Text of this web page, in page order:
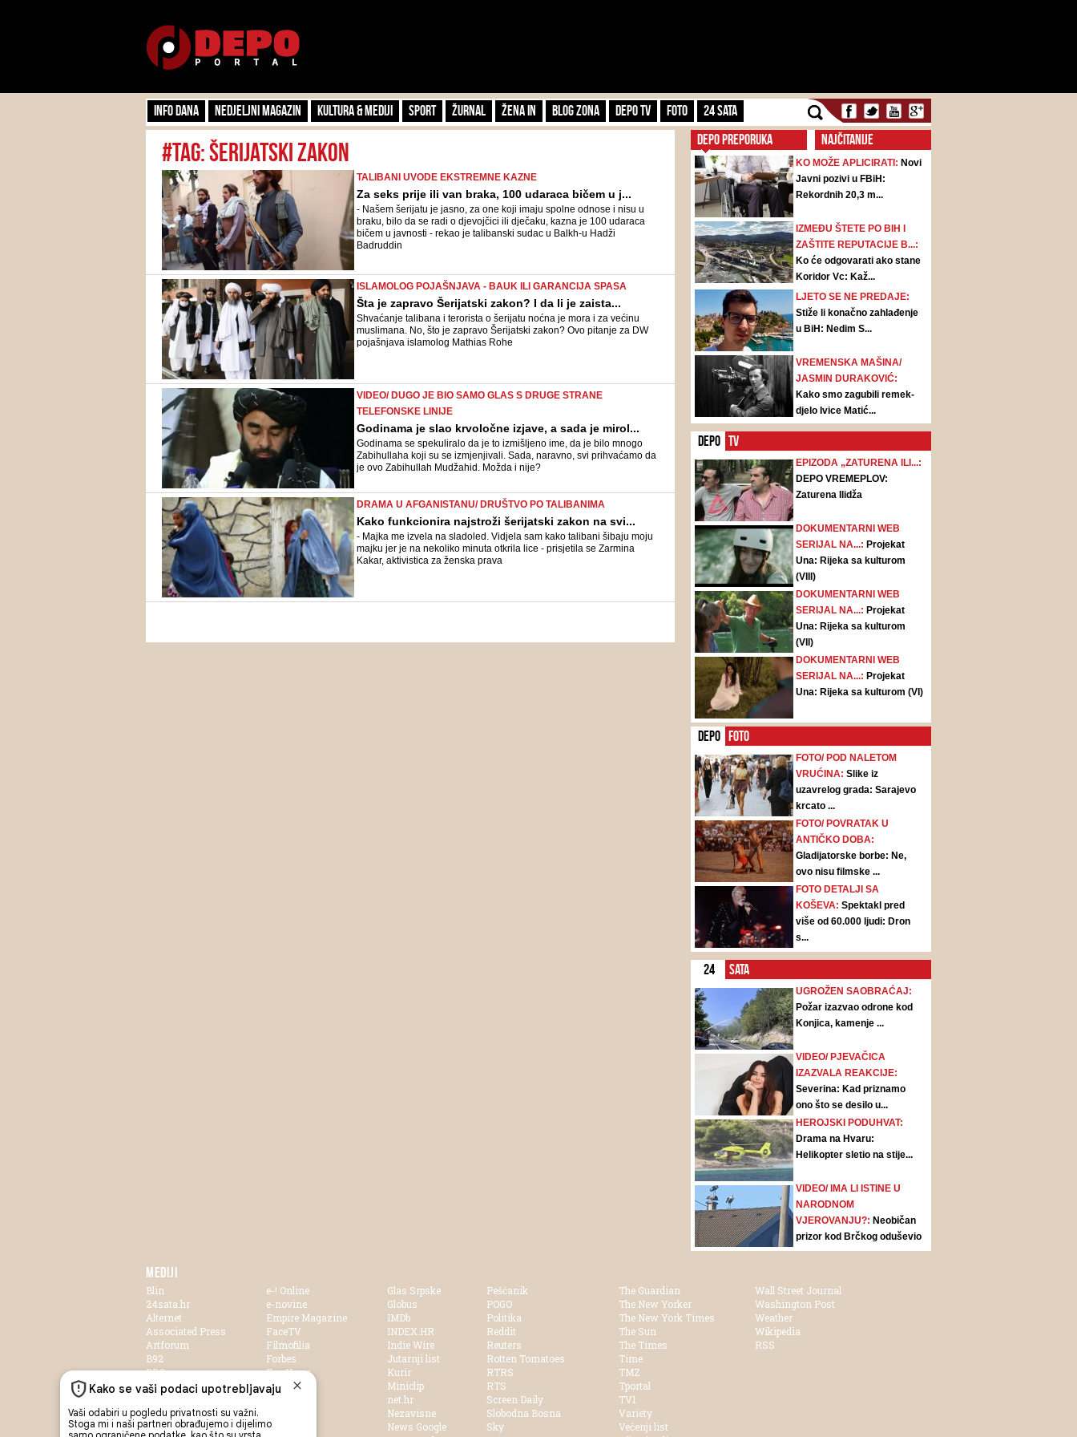
Info dana Nedjeljni magazin Kultura & Mediji Sport Žurnal Žena IN Blog zona Depo TV FOTO 24 SATA
#tag: šerijatski zakon
TALIBANI UVODE EKSTREMNE KAZNE
Za seks prije ili van braka, 100 udaraca bičem u j...
- Našem šerijatu je jasno, za one koji imaju spolne odnose i nisu u
braku, bilo da se radi o djevojčici ili dječaku, kazna je 100 udaraca
bičem u javnosti - rekao je talibanski sudac u Balkh-u Hadži
Badruddin
ISLAMOLOG POJAŠNJAVA - BAUK ILI GARANCIJA SPASA
Šta je zapravo Šerijatski zakon? I da li je zaista...
Shvaćanje talibana i terorista o šerijatu noćna je mora i za većinu
muslimana. No, što je zapravo Šerijatski zakon? Ovo pitanje za DW
pojašnjava islamolog Mathias Rohe
VIDEO/ DUGO JE BIO SAMO GLAS S DRUGE STRANE
TELEFONSKE LINIJE
Godinama je slao krvoločne izjave, a sada je mirol...
Godinama se spekuliralo da je to izmišljeno ime, da je bilo mnogo
Zabihullaha koji su se izmjenjivali. Sada, naravno, svi prihvaćamo da
je ovo Zabihullah Mudžahid. Možda i nije?
DRAMA U AFGANISTANU/ DRUŠTVO PO TALIBANIMA
Kako funkcionira najstroži šerijatski zakon na svi...
- Majka me izvela na sladoled. Vidjela sam kako talibani šibaju moju
majku jer je na nekoliko minuta otkrila lice - prisjetila se Zarmina
Kakar, aktivistica za ženska prava
DEPO PREPORUKA NAJČITANIJE
KO MOŽE APLICIRATI: Novi
Javni pozivi u FBiH:
Rekordnih 20,3 m...
IZMEĐU ŠTETE PO BIH I
ZAŠTITE REPUTACIJE B...:
Ko će odgovarati ako stane
Koridor Vc: Kaž...
LJETO SE NE PREDAJE:
Stiže li konačno zahlađenje
u BiH: Nedim S...
VREMENSKA MAŠINA/
JASMIN DURAKOVIĆ:
Kako smo zagubili remek-
djelo Ivice Matić...
DEPO TV
EPIZODA „ZATURENA ILI...:
DEPO VREMEPLOV:
Zaturena Ilidža
DOKUMENTARNI WEB
SERIJAL NA...: Projekat
Una: Rijeka sa kulturom
(VIII)
DOKUMENTARNI WEB
SERIJAL NA...: Projekat
Una: Rijeka sa kulturom
(VII)
DOKUMENTARNI WEB
SERIJAL NA...: Projekat
Una: Rijeka sa kulturom (VI)
DEPO FOTO
FOTO/ POD NALETOM
VRUĆINA: Slike iz
uzavrelog grada: Sarajevo
krcato ...
FOTO/ POVRATAK U
ANTIČKO DOBA:
Gladijatorske borbe: Ne,
ovo nisu filmske ...
FOTO DETALJI SA
KOŠEVA: Spektakl pred
više od 60.000 ljudi: Dron
s...
24 SATA
UGROŽEN SAOBRAĆAJ:
Požar izazvao odrone kod
Konjica, kamenje ...
VIDEO/ PJEVAČICA
IZAZVALA REAKCIJE:
Severina: Kad priznamo
ono što se desilo u...
HEROJSKI PODUHVAT:
Drama na Hvaru:
Helikopter sletio na stije...
VIDEO/ IMA LI ISTINE U
NARODNOM
VJEROVANJU?: Neobičan
prizor kod Brčkog oduševio
ljude:...
MEDIJI
Blin
24sata.hr
Alternet
Associated Press
Artforum
B92
BBC
Blic
Blinx
Bussiness.hr
CNN
e-! Online
e-novine
Empire Magazine
FaceTV
Filmofilia
Forbes
Fox News
FTV
Hayat TV
HRT
Glas Srpske
Globus
IMDb
INDEX.HR
Indie Wire
Jutarnji list
Kurir
Miniclip
net.hr
Nezavisne
News Google
Pešćanik
POGO
Politika
Reddit
Reuters
Rotten Tomatoes
RTRS
RTS
Screen Daily
Slobodna Bosna
Sky
The Guardian
The New Yorker
The New York Times
The Sun
The Times
Time
TMZ
Tportal
TV1
Variety
Večenji list
Wall Street Journal
Washington Post
Weather
Wikipedia
RSS